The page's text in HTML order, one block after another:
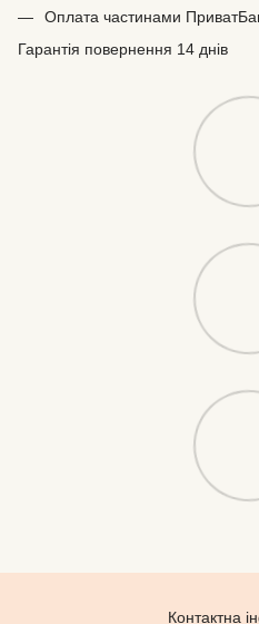
Оплата частинами
Гарантія повернення 14 днів
Контактна